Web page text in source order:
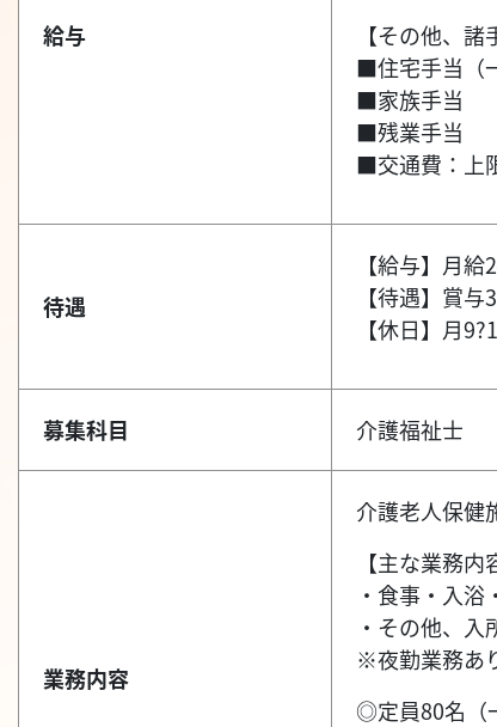
給与
【その他、諸
■住宅手当（
■家族手当
■残業手当
■交通費：上
待遇
【給与】月
【待遇】賞
【休日】月
募集科目 介護福祉士
業務内容
介護老人保健
【主な業務内
・食事・入
・その他、
※夜勤業務あ
◎定員80名（